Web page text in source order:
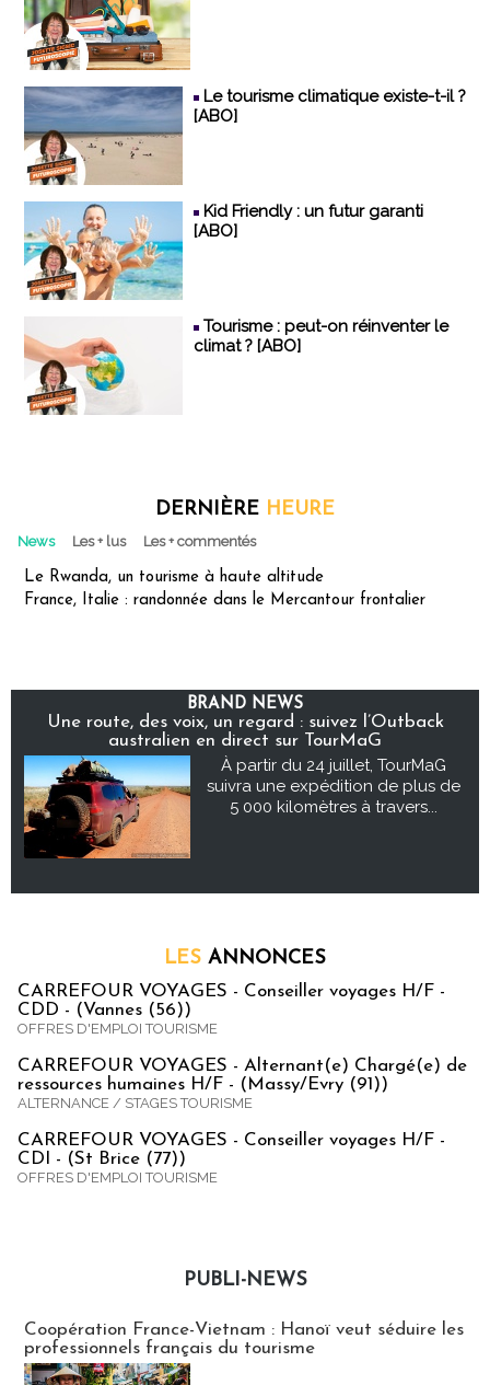
Le tourisme climatique existe-t-il ?
[ABO]
Kid Friendly : un futur garanti
[ABO]
Tourisme : peut-on réinventer le
climat ? [ABO]
DERNIÈRE HEURE
News Les + lus Les + commentés
Le Rwanda, un tourisme à haute altitude
France, Italie : randonnée dans le Mercantour frontalier
BRAND NEWS
Une route, des voix, un regard : suivez l’Outback
australien en direct sur TourMaG
À partir du 24 juillet, TourMaG
suivra une expédition de plus de
5 000 kilomètres à travers...
LES ANNONCES
CARREFOUR VOYAGES - Conseiller voyages H/F -
CDD - (Vannes (56))
OFFRES D'EMPLOI TOURISME
CARREFOUR VOYAGES - Alternant(e) Chargé(e) de
ressources humaines H/F - (Massy/Evry (91))
ALTERNANCE / STAGES TOURISME
CARREFOUR VOYAGES - Conseiller voyages H/F -
CDI - (St Brice (77))
OFFRES D'EMPLOI TOURISME
PUBLI-NEWS
Coopération France-Vietnam : Hanoï veut séduire les
professionnels français du tourisme